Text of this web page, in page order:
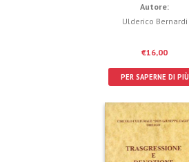
Autore:
Ulderico Bernardi
€16,00
PER SAPERNE DI PIÙ